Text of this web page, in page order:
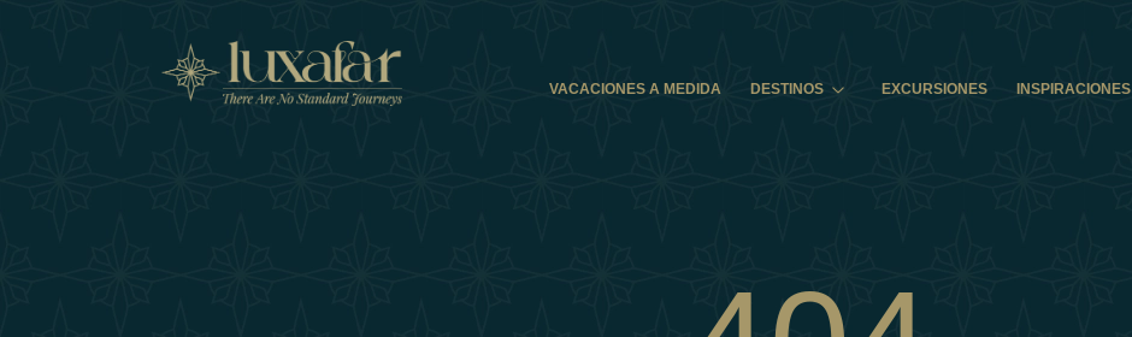
VACACIONES A MEDIDA
DESTINOS EXCURSIONES INSPIRACIONES